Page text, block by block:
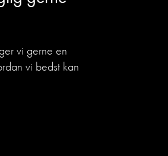
vi gerne en
vi bedst kan